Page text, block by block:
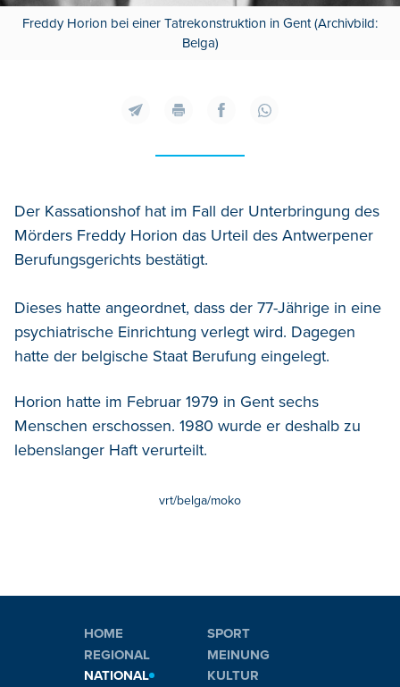
Freddy Horion bei einer Tatrekonstruktion in Gent (Archivbild:
Belga)
Der Kassationshof hat im Fall der Unterbringung des
Mörders Freddy Horion das Urteil des Antwerpener
Berufungsgerichts bestätigt.
Dieses hatte angeordnet, dass der 77-Jährige in eine
psychiatrische Einrichtung verlegt wird. Dagegen
hatte der belgische Staat Berufung eingelegt.
Horion hatte im Februar 1979 in Gent sechs
Menschen erschossen. 1980 wurde er deshalb zu
lebenslanger Haft verurteilt.
vrt/belga/moko
HOME
REGIONAL
NATIONAL
SPORT
MEINUNG
KULTUR